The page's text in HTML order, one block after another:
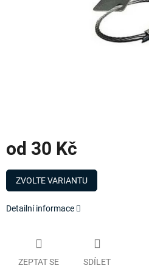
od 30 Kč
Měrná
cena:
ZVOLTE VARIANTU
Detailní informace
ZEPTAT SE SDÍLET